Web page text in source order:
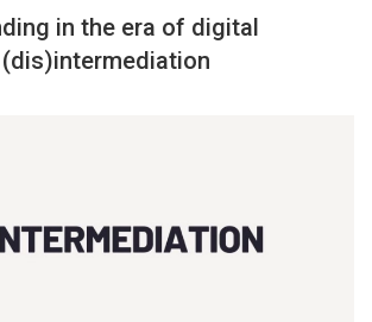
in the era of digital
(dis)intermediation